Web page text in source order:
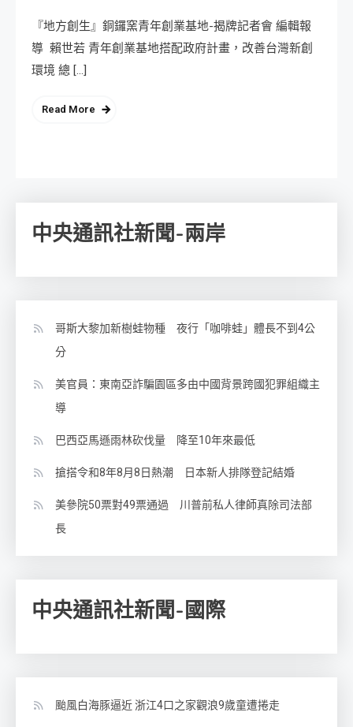
『地方創生』銅鑼窯青年創業基地-揭牌記者會 編輯報
導 賴世若 青年創業基地搭配政府計畫，改善台灣新創
環境 總 […]
Read More
中央通訊社新聞-兩岸
哥斯大黎加新樹蛙物種 夜行「咖啡蛙」體長不到4公
分
美官員：東南亞詐騙園區多由中國背景跨國犯罪組織主
導
巴西亞馬遜雨林砍伐量 降至10年來最低
搶搭令和8年8月8日熱潮 日本新人排隊登記結婚
美參院50票對49票通過 川普前私人律師真除司法部
長
中央通訊社新聞-國際
颱風白海豚逼近 浙江4口之家觀浪9歲童遭捲走